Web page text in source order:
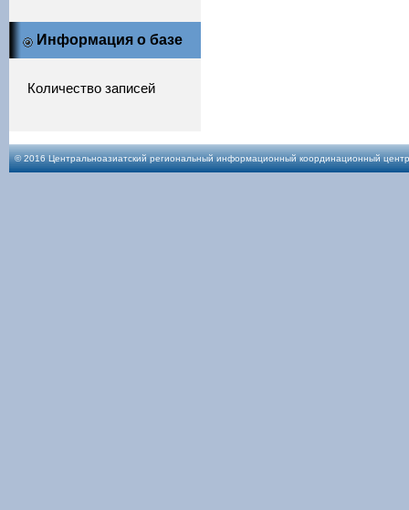
Информация о базе
Количество записей
© 2016 Центральноазиатский региональный информационный координационный